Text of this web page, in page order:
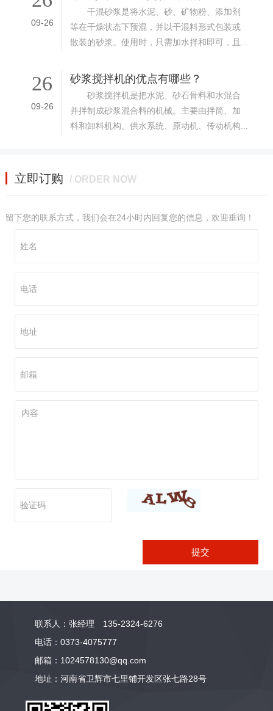
09-26
干混砂浆是将水泥、砂、矿物粉、添加剂
等在干燥状态下预混，并以干混料形式包装或
散装的砂浆。使用时，只需加水拌和即可，且...
26
09-26
砂浆搅拌机的优点有哪些？
砂浆搅拌机是把水泥、砂石骨料和水混合
并拌制成砂浆混合料的机械。主要由拌筒、加
料和卸料机构、供水系统、原动机、传动机构...
立即订购 / ORDER NOW
留下您的联系方式，我们会在24小时内回复您的信息，欢迎垂询！
提交
联系人：张经理 135-2324-6276
电话：0373-4075777
邮箱：1024578130@qq.com
地址：河南省卫辉市七里铺开发区张七路28号